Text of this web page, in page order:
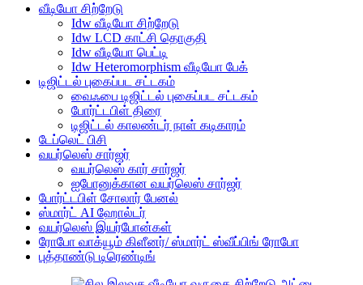
வீடியோ சிற்றேடு
Idw வீடியோ சிற்றேடு
Idw LCD காட்சி தொகுதி
Idw வீடியோ பெட்டி
Idw Heteromorphism வீடியோ பேக்
டிஜிட்டல் புகைப்பட சட்டகம்
வைஃபை டிஜிட்டல் புகைப்பட சட்டகம்
போர்ட்டபிள் திரை
டிஜிட்டல் காலண்டர் நாள் கடிகாரம்
டேப்லெட் பிசி
வயர்லெஸ் சார்ஜர்
வயர்லெஸ் கார் சார்ஜர்
ஐபோனுக்கான வயர்லெஸ் சார்ஜர்
போர்ட்டபிள் சோலார் பேனல்
ஸ்மார்ட் AI ஹோல்டர்
வயர்லெஸ் இயர்போன்கள்
ரோபோ வாக்யூம் கிளீனர்/ ஸ்மார்ட் ஸ்வீப்பிங் ரோபோ
புத்தாண்டு டிரெண்டிங்